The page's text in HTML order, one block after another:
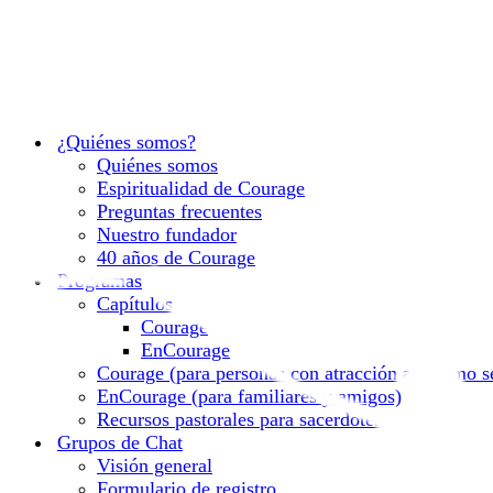
¿Quiénes somos?
Quiénes somos
Espiritualidad de Courage
Preguntas frecuentes
Nuestro fundador
40 años de Courage
Programas
Capítulos
Courage
EnCourage
Courage (para personas con atracción al mismo
EnCourage (para familiares y amigos)
Recursos pastorales para sacerdotes
Grupos de Chat
Visión general
Formulario de registro